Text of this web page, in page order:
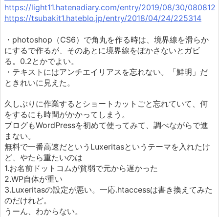
https://light11.hatenadiary.com/entry/2019/08/30/080812
https://tsubakit1.hateblo.jp/entry/2018/04/24/225314
・photoshop（CS6）で角丸を作る時は、境界線を滑らか
にするで作るが、そのあとに境界線をぼかさないとガビ
る。0.2とかでよい。
・テキストにはアンチエイリアスを忘れない。「鮮明」だ
ときれいに見えた。
久しぶりに作業するとショートカットごと忘れていて、何
をするにも時間がかかってしまう。
ブログもWordPressを初めて使ってみて、調べながらで進
まない。
無料で一番高速だというLuxeritasというテーマを入れたけ
ど、やたら重たいのは
1.お名前ドットコムが貧弱で元から遅かった
2.WP自体が重い
3.Luxeritasの設定が悪い。一応.htaccessは書き換えてみた
のだけれど。
うーん、わからない。